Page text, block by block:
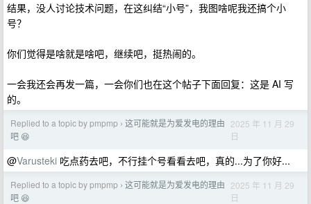
结果，没人讨论技术问题，在这纠结“小号”，我图啥呢我还搞个小
号？
你们觉得是啥就是啥吧，继续吧，挺热闹的。
一会我还会再发一篇，一会你们也在这个帖子下面回复：这是 AI 写
的。
Replied to a topic by pmpmp › 这可能就是为爱发电的理由
吧 😆
2025 年 11 月 29
日
@Varusteki 吃点药去吧，不行挂个号看看去吧，真的...为了你好...
Replied to a topic by pmpmp › 这可能就是为爱发电的理由
吧 😆
2025 年 11 月 29
日